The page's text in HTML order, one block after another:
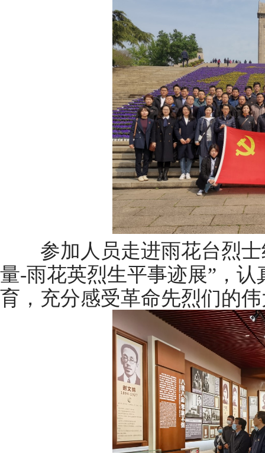
参加人员走进雨花台烈士
量-雨花英烈生平事迹展”，
育，充分感受革命先烈们的